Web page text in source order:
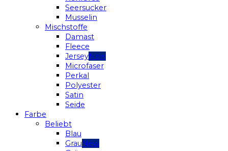
Seersucker
Musselin
Mischstoffe
Damast
Fleece
Jersey
Microfaser
Perkal
Polyester
Satin
Seide
Farbe
Beliebt
Blau
Grau